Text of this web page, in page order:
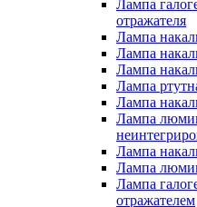
Лампа
отражателя
Лампа
Лампа
Лампа
Лампа
Лампа
Лампа
Лампа
Лампа
Лампа
отражателем